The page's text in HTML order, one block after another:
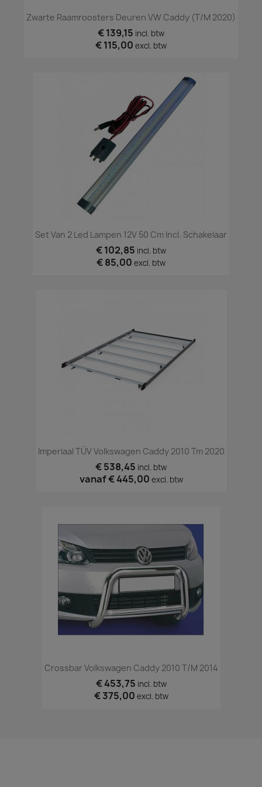
Zwarte Raamroosters Deuren VW Caddy (t/m 2020)
€ 139,15 incl. btw
€ 115,00 excl. btw
Set Van 2 Led Lampen 12V 50 Cm Incl. Schakelaar
€ 102,85 incl. btw
€ 85,00 excl. btw
Imperiaal TÜV Volkswagen Caddy 2010 Tm 2020
€ 538,45 incl. btw
vanaf€ 445,00 excl. btw
Crossbar Volkswagen Caddy 2010 T/m 2014
€ 453,75 incl. btw
€ 375,00 excl. btw